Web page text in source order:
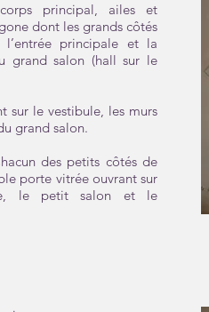
principal, ailes et
dont les grands côtés
principale et la
grand salon (hall sur le
sur le vestibule, les murs
grand salon.
des petits côtés de
porte vitrée ouvrant sur
le petit salon et le